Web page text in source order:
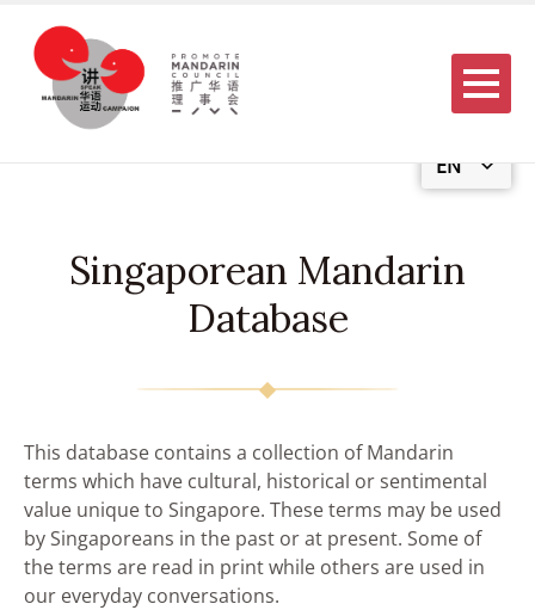
EN
Menu
Singaporean Mandarin
Database
This database contains a collection of Mandarin
terms which have cultural, historical or sentimental
value unique to Singapore. These terms may be used
by Singaporeans in the past or at present. Some of
the terms are read in print while others are used in
our everyday conversations.